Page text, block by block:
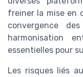
freiner la mise en
convergence
harmonisation
essentielles pour
Les risques liés